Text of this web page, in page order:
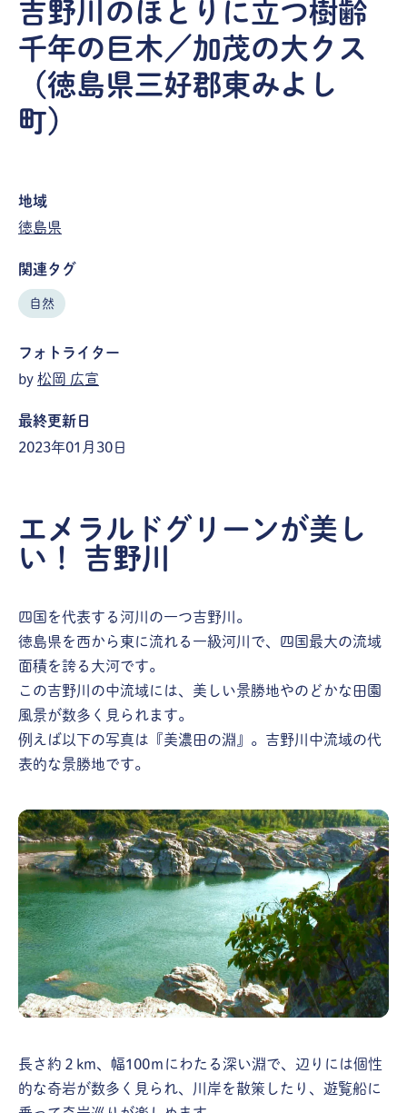
吉野川のほとりに立つ樹齢
千年の巨木／加茂の大クス
（徳島県三好郡東みよし
町）
地域
徳島県
関連タグ
自然
フォトライター
by 松岡 広宣
最終更新日
2023年01月30日
エメラルドグリーンが美し
い！ 吉野川
四国を代表する河川の一つ吉野川。
徳島県を西から東に流れる一級河川で、四国最大の流域
面積を誇る大河です。
この吉野川の中流域には、美しい景勝地やのどかな田園
風景が数多く見られます。
例えば以下の写真は『美濃田の淵』。吉野川中流域の代
表的な景勝地です。
長さ約２km、幅100ｍにわたる深い淵で、辺りには個性
的な奇岩が数多く見られ、川岸を散策したり、遊覧船に